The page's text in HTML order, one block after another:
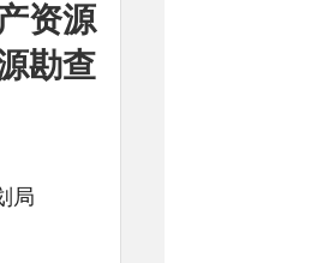
资源
勘查
局